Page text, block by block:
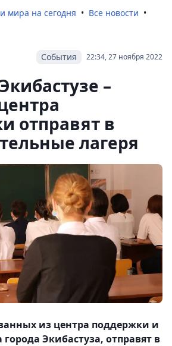
мира на сегодня
Все новости
22:34, 27 ноября 2022
События
–
отправят в
лагеря
из центра поддержки и
Экибастуза, отправят в